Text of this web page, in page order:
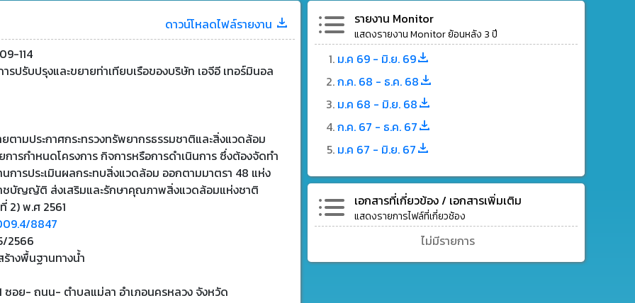
ดาวน์โหลดไฟล์รายงาน
114
ารปรับปรุงและขยายท่าเทียบเรือของบริษัท เอจีอี เทอร์มินอล
ยตามประกาศกระทรวงทรัพยากรธรรมชาติและสิ่งแวดล้อม
การกำหนดโครงการ กิจการหรือการดำเนินการ ซึ่งต้องจัดทำ
นการประเมินผลกระทบสิ่งแวดล้อม ออกตามมาตรา 48 แห่ง
ชบัญญัติ ส่งเสริมและรักษาคุณภาพสิ่งแวดล้อมแห่งชาติ
2) พ.ศ 2561
8847
2566
ร้างพื้นฐานทางน้ำ
ซอย- ถนน- ตำบลแม่ลา อำเภอนครหลวง จังหวัด
รายงาน Monitor
แสดงรายงาน Monitor ย้อนหลัง 3 ปี
ม.ค 69 - มิ.ย. 69
ก.ค. 68 - ธ.ค. 68
ม.ค 68 - มิ.ย. 68
ก.ค. 67 - ธ.ค. 67
ม.ค 67 - มิ.ย. 67
เอกสารที่เกี่ยวข้อง / เอกสารเพิ่มเติม
แสดงรายการไฟล์ที่เกี่ยวช้อง
ไม่มีรายการ